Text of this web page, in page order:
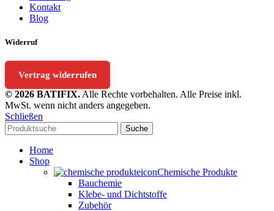
Kontakt
Blog
Widerruf
Vertrag widerrufen
© 2026 BATIFIX.Alle Rechte vorbehalten. Alle Preise inkl.
MwSt. wenn nicht anders angegeben.
Schließen
Suche
Home
Shop
Chemische Produkte
Bauchemie
Klebe- und Dichtstoffe
Zubehör